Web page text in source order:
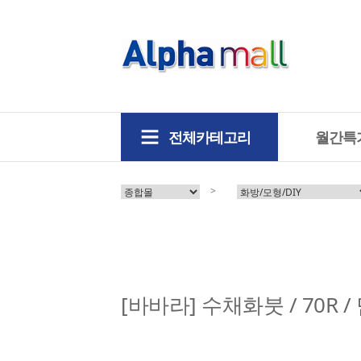
전체카테고리 월간특
>
[바바라] 수채화붓 / 70R /